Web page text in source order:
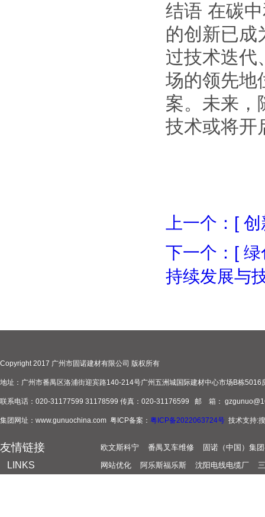
结语 在碳
的创新已成
过技术迭代
场的领先地
案。未来，
技术或将开
上一个：[
下一个：[
持续发展与
Copyright 2017 广州市固诺建材有限公司 版权所有
地址：广州市番禺区洛浦街迎宾路140-214号广州五洲城国际建材中心市场B栋5016
联系电话：020-31177599 31178599 传真：020-31176599 邮 箱：
集团网址：www.gunuochina.com 粤ICP备案： 粤ICP备2022063724号 技术支持:
友情链接
LINKS
欧文斯科宁 番禺叉车维修
固诺（中国）集
网站优化
阿乐斯福乐斯 沈阳电线电缆厂